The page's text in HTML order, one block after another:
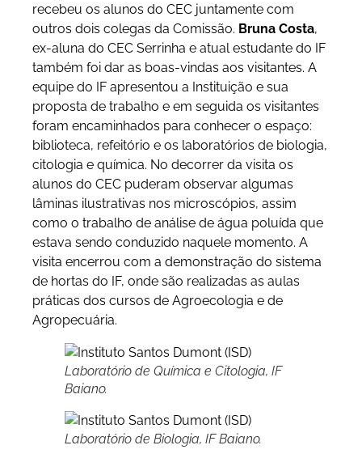
recebeu os alunos do CEC juntamente com
outros dois colegas da Comissão. Bruna Costa,
ex-aluna do CEC Serrinha e atual estudante do IF
também foi dar as boas-vindas aos visitantes. A
equipe do IF apresentou a Instituição e sua
proposta de trabalho e em seguida os visitantes
foram encaminhados para conhecer o espaço:
biblioteca, refeitório e os laboratórios de biologia,
citologia e química. No decorrer da visita os
alunos do CEC puderam observar algumas
lâminas ilustrativas nos microscópios, assim
como o trabalho de análise de água poluída que
estava sendo conduzido naquele momento. A
visita encerrou com a demonstração do sistema
de hortas do IF, onde são realizadas as aulas
práticas dos cursos de Agroecologia e de
Agropecuária.
Laboratório de Química e Citologia, IF
Baiano.
Laboratório de Biologia, IF Baiano.